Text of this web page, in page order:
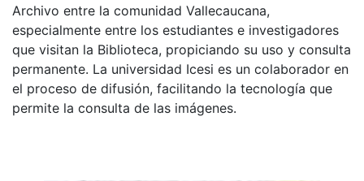
Archivo entre la comunidad Vallecaucana,
especialmente entre los estudiantes e investigadores
que visitan la Biblioteca, propiciando su uso y consulta
permanente. La universidad Icesi es un colaborador en
el proceso de difusión, facilitando la tecnología que
permite la consulta de las imágenes.